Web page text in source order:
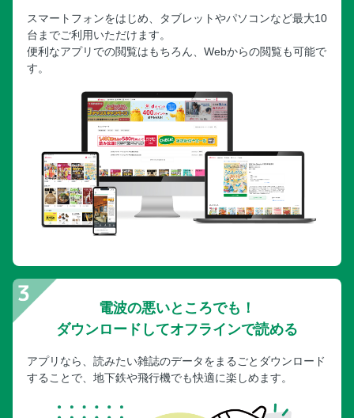
スマートフォンをはじめ、タブレットやパソコンなど最大10
台までご利用いただけます。
便利なアプリでの閲覧はもちろん、Webからの閲覧も可能で
す。
電波の悪いところでも！
ダウンロードしてオフラインで読める
アプリなら、読みたい雑誌のデータをまるごとダウンロード
することで、地下鉄や飛行機でも快適に楽しめます。